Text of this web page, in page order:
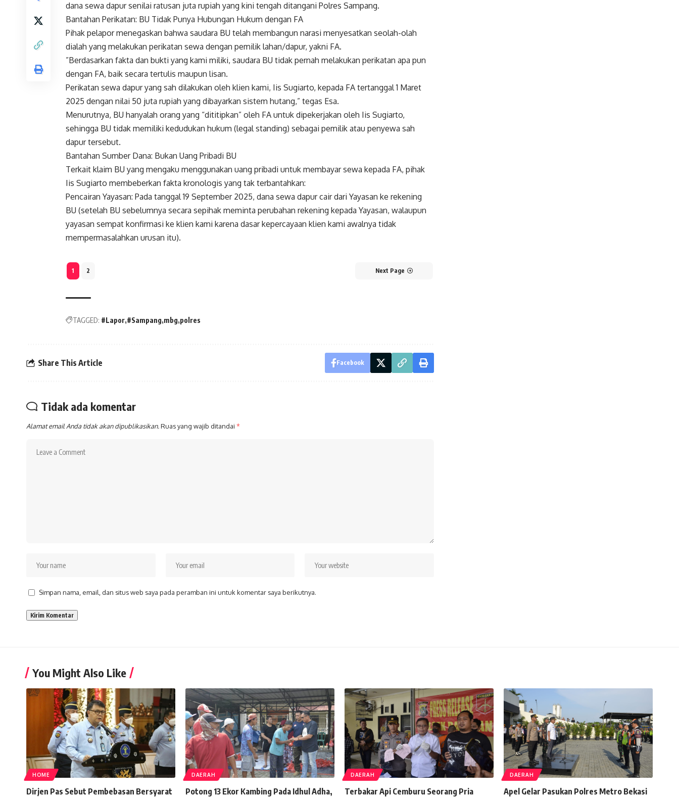
dana sewa dapur senilai ratusan juta rupiah yang kini tengah ditangani Polres Sampang.
​Bantahan Perikatan: BU Tidak Punya Hubungan Hukum dengan FA
​Pihak pelapor menegaskan bahwa saudara BU telah membangun narasi menyesatkan seolah-olah
dialah yang melakukan perikatan sewa dengan pemilik lahan/dapur, yakni FA.
​”Berdasarkan fakta dan bukti yang kami miliki, saudara BU tidak pernah melakukan perikatan apa pun
dengan FA, baik secara tertulis maupun lisan.
Perikatan sewa dapur yang sah dilakukan oleh klien kami, Iis Sugiarto, kepada FA tertanggal 1 Maret
2025 dengan nilai 50 juta rupiah yang dibayarkan sistem hutang,” tegas Esa.
​Menurutnya, BU hanyalah orang yang “dititipkan” oleh FA untuk dipekerjakan oleh Iis Sugiarto,
sehingga BU tidak memiliki kedudukan hukum (legal standing) sebagai pemilik atau penyewa sah
dapur tersebut.
​Bantahan Sumber Dana: Bukan Uang Pribadi BU
​Terkait klaim BU yang mengaku menggunakan uang pribadi untuk membayar sewa kepada FA, pihak
Iis Sugiarto membeberkan fakta kronologis yang tak terbantahkan:
​Pencairan Yayasan: Pada tanggal 19 September 2025, dana sewa dapur cair dari Yayasan ke rekening
BU (setelah BU sebelumnya secara sepihak meminta perubahan rekening kepada Yayasan, walaupun
yayasan sempat konfirmasi ke klien kami karena dasar kepercayaan klien kami awalnya tidak
mempermasalahkan urusan itu).
1 2 Next Page
TAGGED: #Lapor #Sampang mbg polres
Share This Article Facebook
Tidak ada komentar
Alamat email Anda tidak akan dipublikasikan.Ruas yang wajib ditandai *
Simpan nama, email, dan situs web saya pada peramban ini untuk komentar saya berikutnya.
You Might Also Like
HOME
Dirjen Pas Sebut Pembebasan Bersyarat
DAERAH
Potong 13 Ekor Kambing Pada Idhul Adha,
DAERAH
Terbakar Api Cemburu Seorang Pria
DAERAH
Apel Gelar Pasukan Polres Metro Bekasi